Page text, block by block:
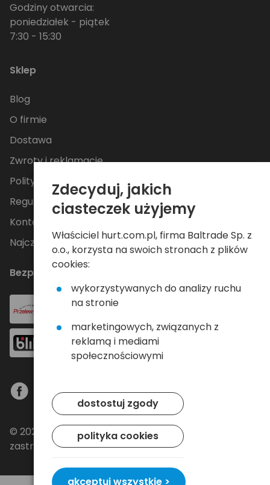
Godziny otwarcia:
poniedziałek - piątek
7:30 - 15:30
Sklep
Blog
O firmie
Dostawa
Zwroty i reklamacje
Polityka Prywatności
Regulamin
Kontakt
Najczęściej zadawane pytania
Bezpieczne płatności
© 2024 Baltrade sp. z o.o. - Wszelkie prawa
zastrzeżone.
Zdecyduj, jakich
ciasteczek użyjemy
Właściciel hurt.com.pl, firma Baltrade Sp. z
o.o., korzysta na swoich stronach z plików
cookies:
wykorzystywanych do analizy ruchu
na stronie
marketingowych, związanych z
reklamą i mediami
społecznościowymi
dostostuj zgody
polityka cookies
akceptuj wszystkie >